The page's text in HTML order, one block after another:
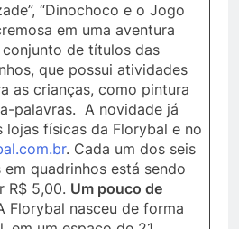
“Dinochoco e o Jogo
em uma aventura
de títulos das
que possui atividades
as crianças, como pintura
palavras. A novidade já
lojas físicas da Florybal e no
. Cada um dos seis
quadrinhos está sendo
R$ 5,00. Um pouco de
Florybal nasceu de forma